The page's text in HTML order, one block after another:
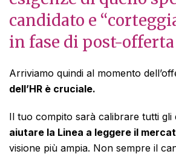
candidato e
in fase di post-offerta
Arriviamo quindi al momento
dell’HR è cruciale.
Il tuo compito sarà calibrare tutti gli
aiutare la Linea a leggere il
visione più ampia. Non sempre il